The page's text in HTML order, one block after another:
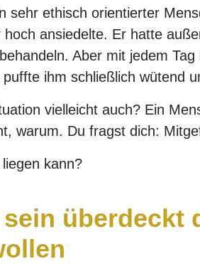
sehr ethisch orientierter
ansiedelte. Er hatte
Aber mit jedem
ihm schließlich wütend
vielleicht auch? Ein
warum. Du fragst dich:
kann?
überdeckt